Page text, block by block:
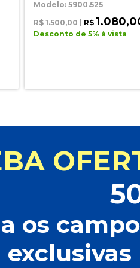
Modelo: 5900.525
R$ 1.500,00
R$
Desconto de 5% à vista
os
exclusivas